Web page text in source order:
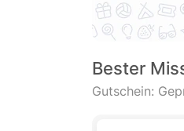
Bester
Gutschein: